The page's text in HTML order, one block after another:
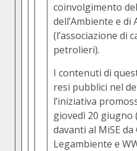
coinvolgimento
dell’Ambiente e di
(l’associazione di
petrolieri).
I contenuti di
resi pubblici nel
l’iniziativa
giovedì 20 giugno
davanti al MiSE da
Legambiente e